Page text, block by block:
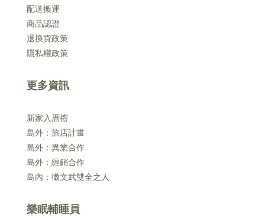
配送搬運
商品認證
退換貨政策
隱私權政策
更多資訊
新家入厝禮
島外：旅店計畫
島外：異業合作
島外：經銷合作
島內：徵文武雙全之人
樂眠輔睡員